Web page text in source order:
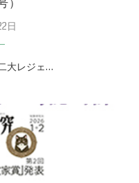
日
大レジェ…